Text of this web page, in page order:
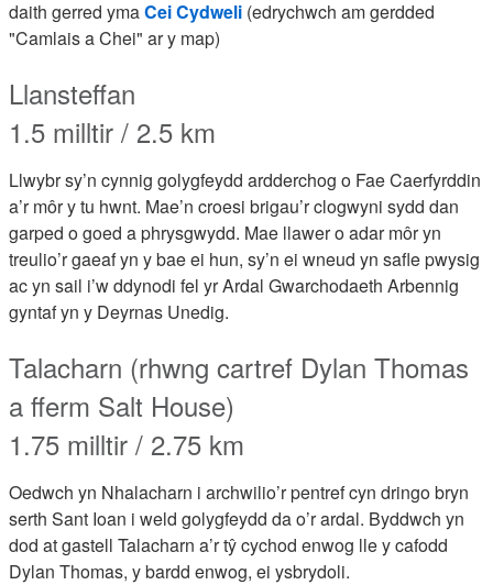
daith gerred ymaCei Cydweli (edrychwch am gerdded
"Camlais a Chei" ar y map)
Llansteffan
1.5 milltir / 2.5 km
Llwybr sy’n cynnig golygfeydd ardderchog o Fae Caerfyrddin
a’r môr y tu hwnt. Mae’n croesi brigau’r clogwyni sydd dan
garped o goed a phrysgwydd. Mae llawer o adar môr yn
treulio’r gaeaf yn y bae ei hun, sy’n ei wneud yn safle pwysig
ac yn sail i’w ddynodi fel yr Ardal Gwarchodaeth Arbennig
gyntaf yn y Deyrnas Unedig.
Talacharn (rhwng cartref Dylan Thomas
a fferm Salt House)
1.75 milltir / 2.75 km
Oedwch yn Nhalacharn i archwilio’r pentref cyn dringo bryn
serth Sant Ioan i weld golygfeydd da o’r ardal. Byddwch yn
dod at gastell Talacharn a’r tŷ cychod enwog lle y cafodd
Dylan Thomas, y bardd enwog, ei ysbrydoli.